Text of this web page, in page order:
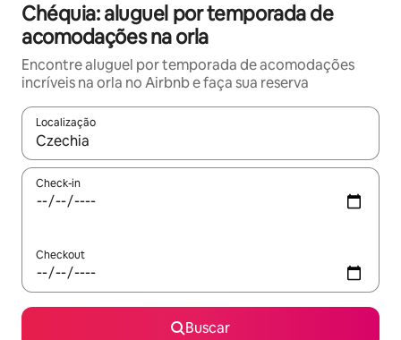
Chéquia: aluguel por temporada de
acomodações na orla
Encontre aluguel por temporada de acomodações
incríveis na orla no Airbnb e faça sua reserva
Localização
Quando os resultados estiverem disponíveis, explore-os
Check-in
Checkout
Buscar